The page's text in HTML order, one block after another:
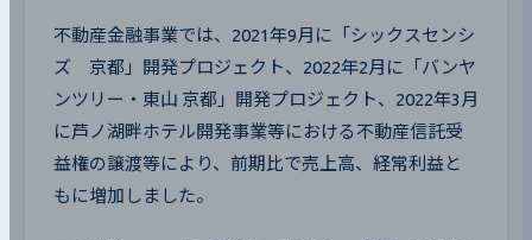
不動産金融事業では、2021年9月に「シックスセンシ
ズ　京都」開発プロジェクト、2022年2月に「バンヤ
ンツリー・東山 京都」開発プロジェクト、2022年3月
に芦ノ湖畔ホテル開発事業等における不動産信託受
益権の譲渡等により、前期比で売上高、経常利益と
もに増加しました。